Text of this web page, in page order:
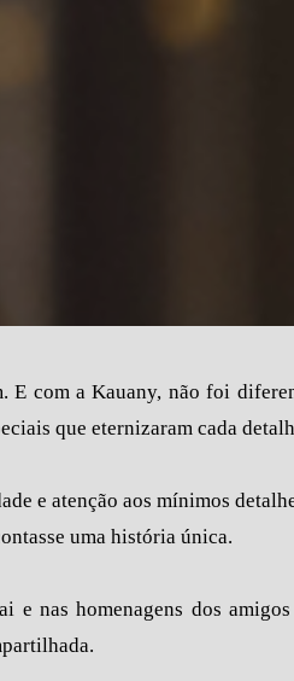
E com a Kauany, não foi
que eternizaram cada
e atenção aos mínimos
uma história única.
e nas homenagens dos